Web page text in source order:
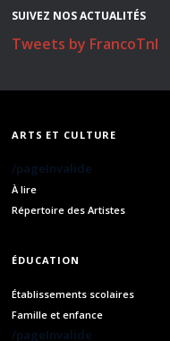
SUIVEZ NOS ACTUALITÉS
Tweets by FrancoTnl
ARTS ET CULTURE
/pageInvalide
À lire
Répertoire des Artistes
ÉDUCATION
Établissements scolaires
Famille et enfance
/pageInvalide